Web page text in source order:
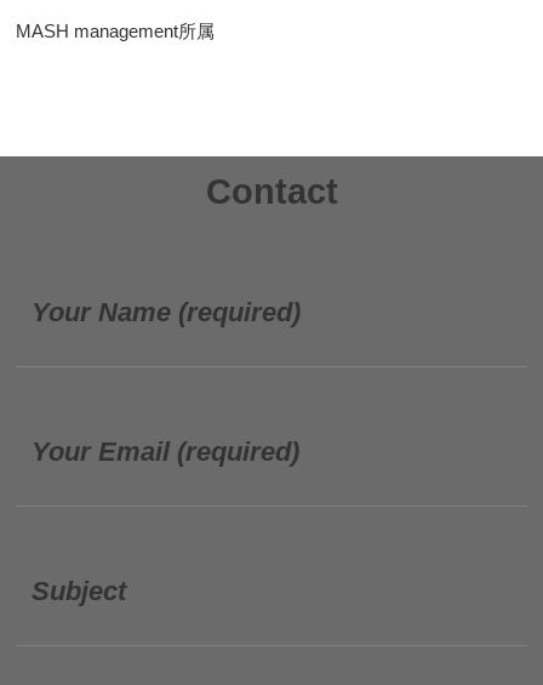
MASH management所属
Contact
Your Name (required)
Your Email (required)
Subject